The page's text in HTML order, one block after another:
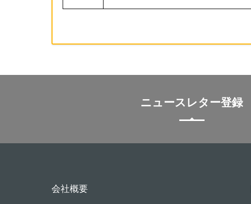
ニュースレター登録
会社概要